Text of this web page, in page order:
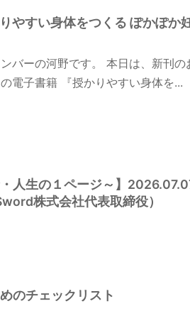
すい身体をつくる ぽかぽか
ーの河野です。 本日は、新刊の
電子書籍 『授かりやすい身体を...
人生の１ページ～】
株式会社代表取締役）
のチェックリスト